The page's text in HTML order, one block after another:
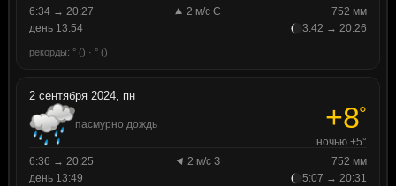
6:34 → 20:27
2 м/с С
752 мм
день 13:54
3:42 → 20:26
рекорды: ° () · ° ()
2 сентября 2024, пн
пасмурно дождь +8°
ночью +5°
6:36 → 20:25
2 м/с З
752 мм
день 13:49
5:07 → 20:31